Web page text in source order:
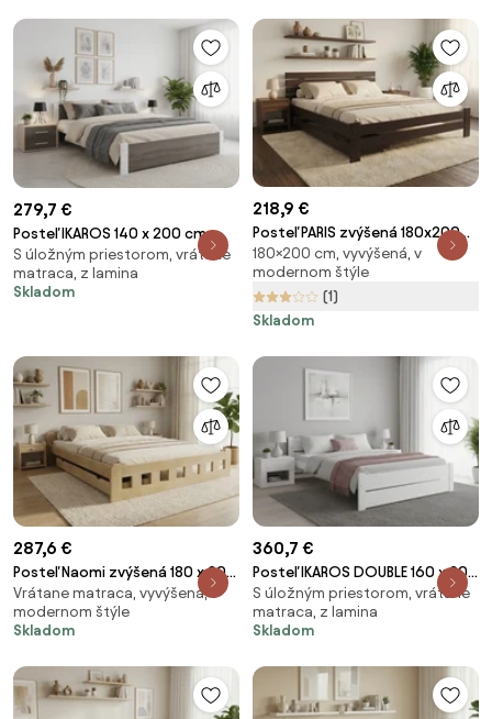
279,7 €
Posteľ IKAROS 140 x 200 cm,
biela/dub hľuzovka Rošt: Bez
roštu, Matrac: Matrac
SOMMERA 18 cm
S úložným priestorom, vrátane
matraca, z lamina
Skladom
218,9 €
Posteľ PARIS zvýšená 180x200
cm, orech Rošt: S lamelovým
roštom, Matrac: Bez matraca
180×200 cm, vyvýšená, v
modernom štýle
(1)
Skladom
287,6 €
Posteľ Naomi zvýšená 180 x 200
cm, borovica Rošt: Bez roštu,
Matrac: Matrac DELUXE 10 cm
Vrátane matraca, vyvýšená, v
modernom štýle
Skladom
360,7 €
Posteľ IKAROS DOUBLE 160 x 200
cm, biela Rošt: Bez roštu,
Matrac: Matrac COCO MAXI 20
cm
S úložným priestorom, vrátane
matraca, z lamina
Skladom